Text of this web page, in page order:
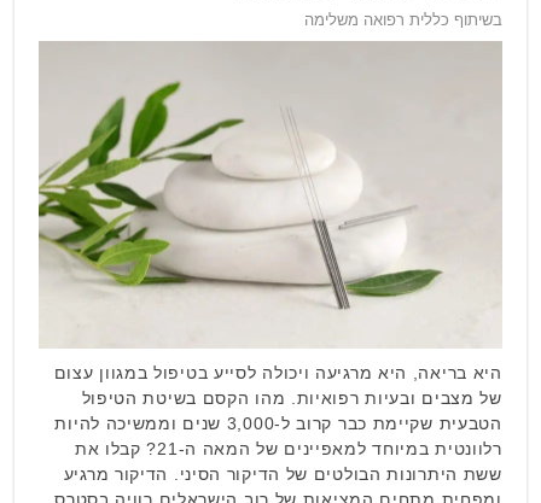
בשיתוף כללית רפואה משלימה
היא בריאה, היא מרגיעה ויכולה לסייע בטיפול במגוון עצום
של מצבים ובעיות רפואיות. מהו הקסם בשיטת הטיפול
הטבעית שקיימת כבר קרוב ל-3,000 שנים וממשיכה להיות
רלוונטית במיוחד למאפיינים של המאה ה-21? קבלו את
ששת היתרונות הבולטים של הדיקור הסיני. הדיקור מרגיע